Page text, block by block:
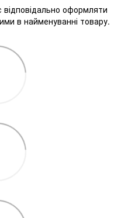
оформляти
в найменуванні товару.